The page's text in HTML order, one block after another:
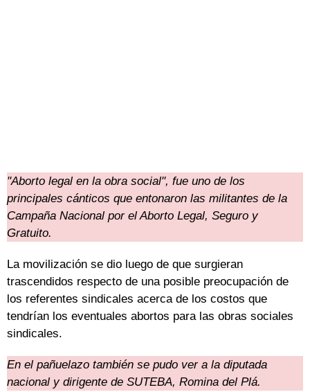
"Aborto legal en la obra social", fue uno de los
principales cánticos que entonaron las militantes de la
Campaña Nacional por el Aborto Legal, Seguro y
Gratuito.
La movilización se dio luego de que surgieran
trascendidos respecto de una posible preocupación de
los referentes sindicales acerca de los costos que
tendrían los eventuales abortos para las obras sociales
sindicales.
En el pañuelazo también se pudo ver a la diputada
nacional y dirigente de SUTEBA, Romina del Plá.